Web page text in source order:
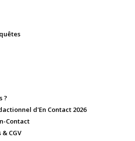
?
d'En Contact 2026
Contact
CGV